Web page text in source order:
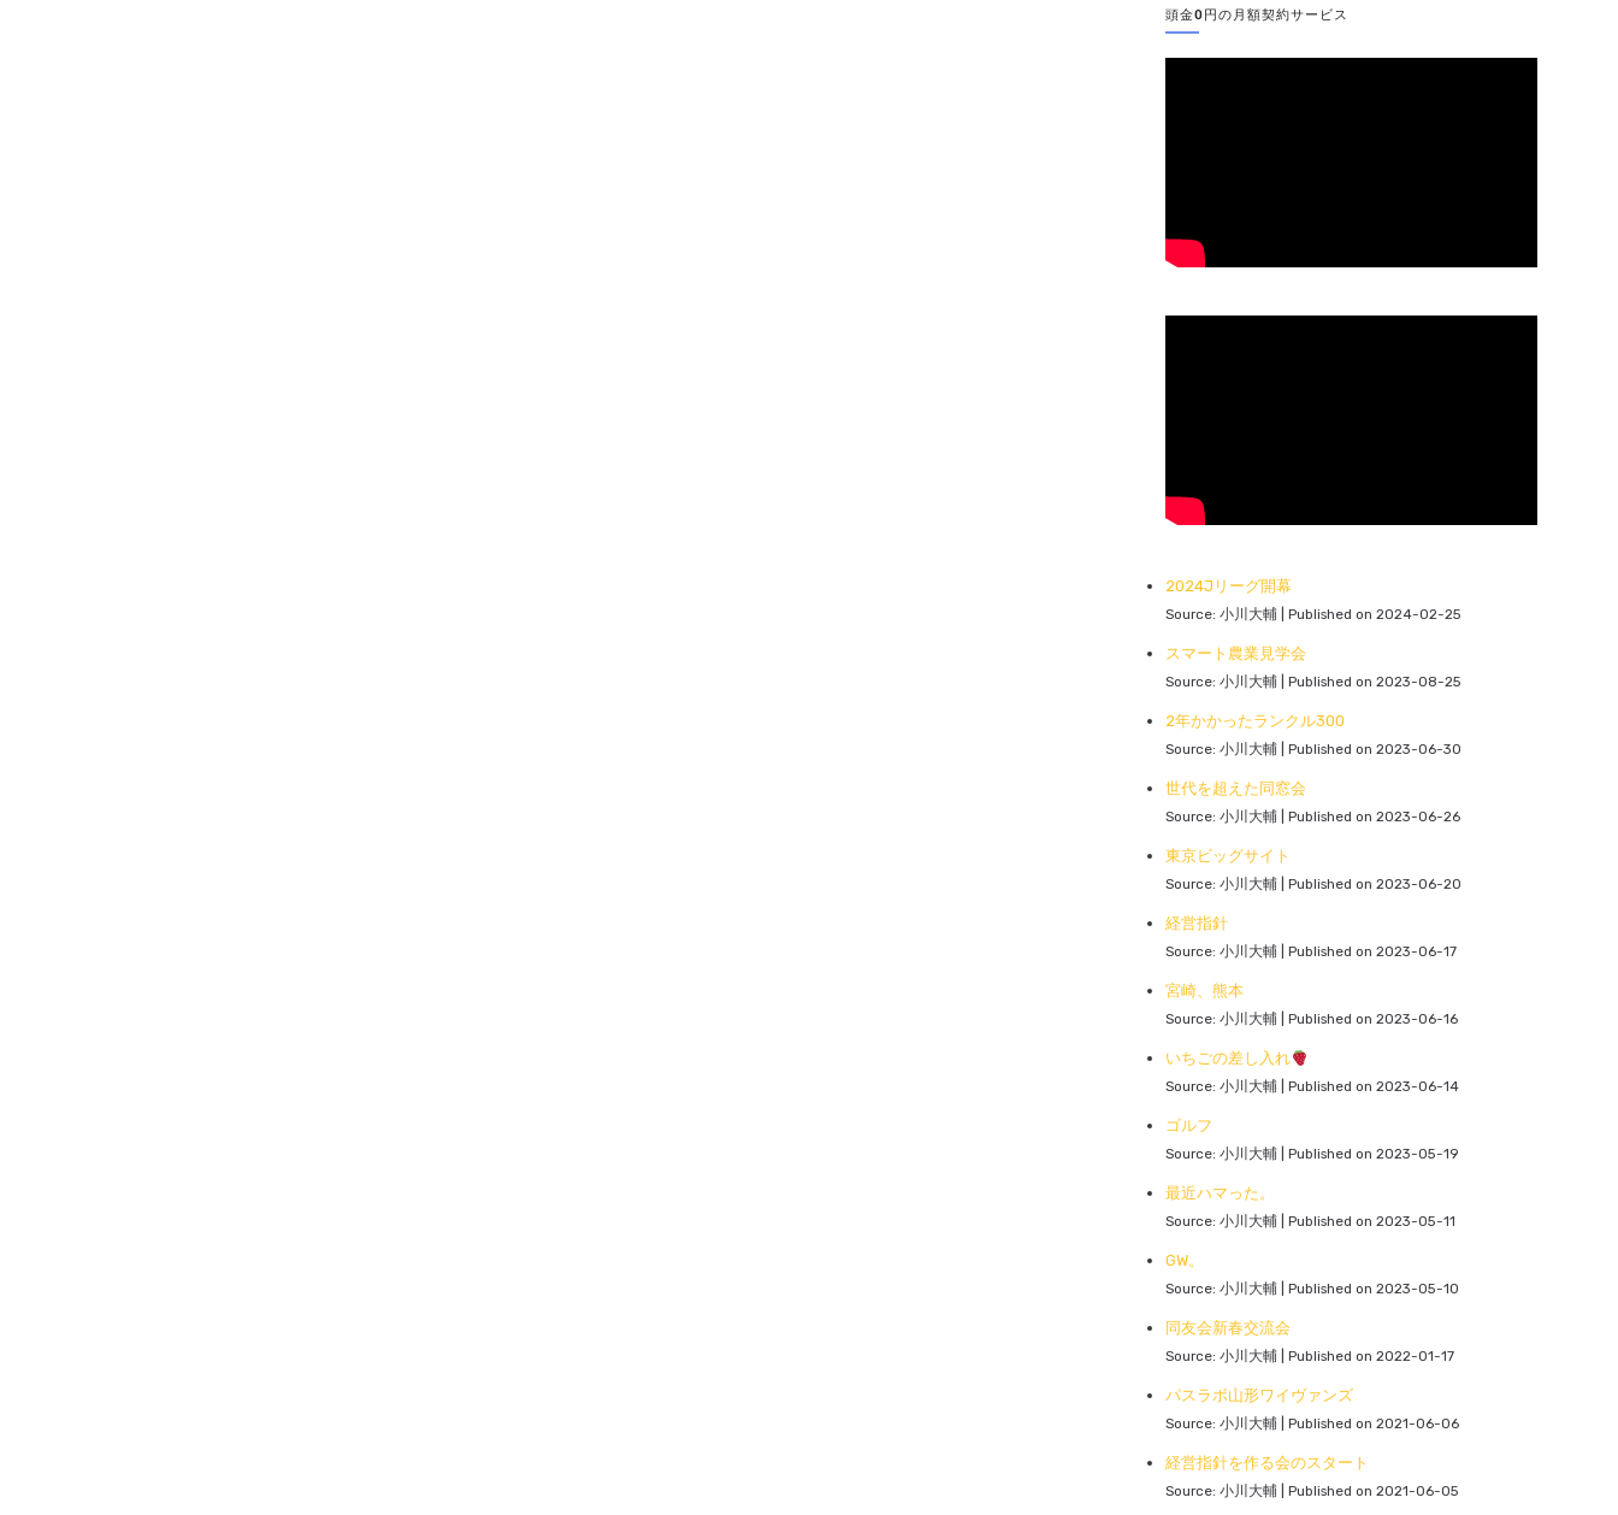
頭金0円の月額契約サービス
2024Jリーグ開幕
Source: 小川大輔 Published on 2024-02-25
スマート農業見学会
Source: 小川大輔 Published on 2023-08-25
2年かかったランクル300
Source: 小川大輔 Published on 2023-06-30
世代を超えた同窓会
Source: 小川大輔 Published on 2023-06-26
東京ビッグサイト
Source: 小川大輔 Published on 2023-06-20
経営指針
Source: 小川大輔 Published on 2023-06-17
宮崎、熊本
Source: 小川大輔 Published on 2023-06-16
いちごの差し入れ
Source: 小川大輔 Published on 2023-06-14
ゴルフ
Source: 小川大輔 Published on 2023-05-19
最近ハマった。
Source: 小川大輔 Published on 2023-05-11
GW。
Source: 小川大輔 Published on 2023-05-10
同友会新春交流会
Source: 小川大輔 Published on 2022-01-17
パスラボ山形ワイヴァンズ
Source: 小川大輔 Published on 2021-06-06
経営指針を作る会のスタート
Source: 小川大輔 Published on 2021-06-05